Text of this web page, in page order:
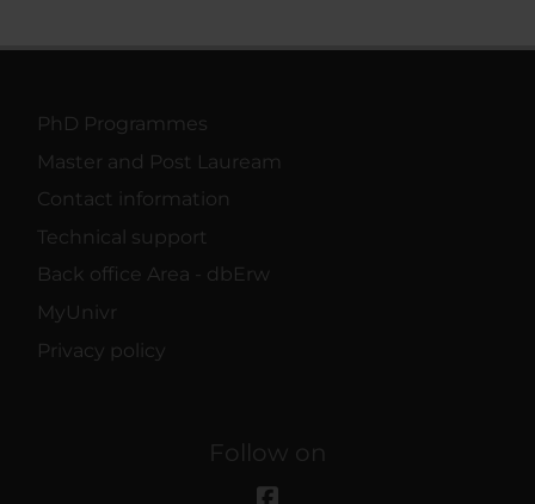
PhD Programmes
Master and Post Lauream
Contact information
Technical support
Back office Area - dbErw
MyUnivr
Privacy policy
Follow on